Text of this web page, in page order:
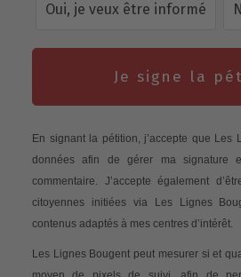
Oui, je veux être informé
Je signe la
En signant la pétition, j’accepte que Les
données afin de gérer ma signature
commentaire. J’accepte également
citoyennes initiées via Les Lignes
contenus adaptés à mes centres d’intérêt.
Les Lignes Bougent peut mesurer si et